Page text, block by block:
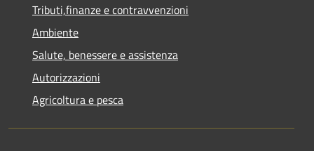
Tributi,finanze e contravvenzioni
Ambiente
Salute, benessere e assistenza
Autorizzazioni
Agricoltura e pesca